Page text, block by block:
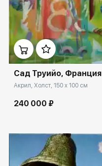
Домен:
Сад Труийо, Франция
Акрил, Холст, 150 x 100 см
240 000 ₽